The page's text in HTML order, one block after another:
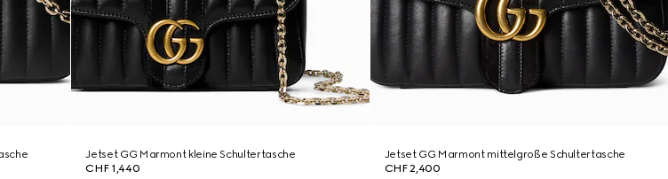
Jetset GG Marmont kleine Schultertasche
CHF 1,440
Jetset GG Marmont mittelgroße Schultertasche
CHF 2,400